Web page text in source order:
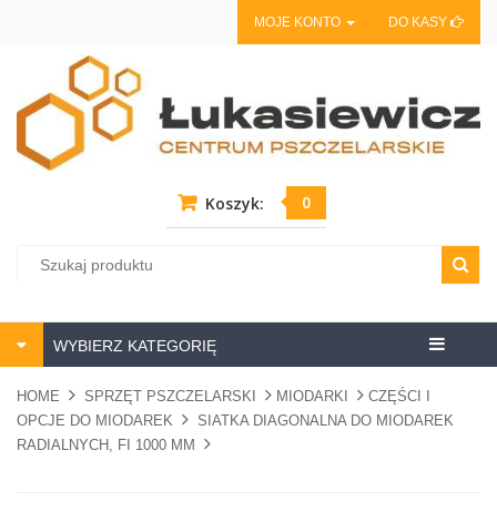
MOJE KONTO DO KASY
Koszyk: 0
Centrum
WYBIERZ KATEGORIĘ
HOME SPRZĘT PSZCZELARSKI MIODARKI
CZĘŚCI I
OPCJE DO MIODAREK
SIATKA DIAGONALNA DO MIODAREK
RADIALNYCH, FI 1000 MM